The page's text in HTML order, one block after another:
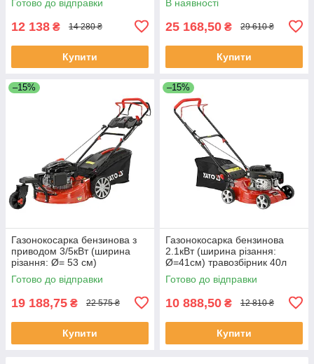
Готово до відправки
12 138 ₴ 14 280 ₴
Купити
85533
В наявності
25 168,50 ₴ 29 610 ₴
Купити
–15%
Газонокосарка бензинова з
приводом 3/5кВт (ширина
різання: Ø= 53 см)
травозбірник 62л Yato YT-
85545
Готово до відправки
19 188,75 ₴ 22 575 ₴
Купити
–15%
Газонокосарка бензинова
2.1кВт (ширина різання:
Ø=41см) травозбірник 40л
Yato YT-85520
Готово до відправки
10 888,50 ₴ 12 810 ₴
Купити